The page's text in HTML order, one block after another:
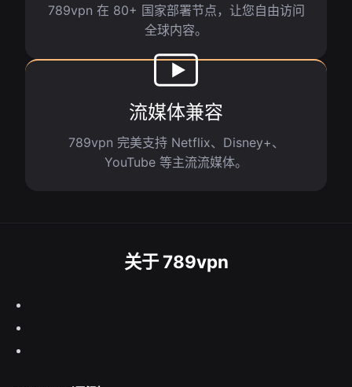
789vpn 在 80+ 国家部署节点，让您自由访问
全球内容。
流媒体兼容
789vpn 完美支持 Netflix、Disney+、
YouTube 等主流流媒体。
关于 789vpn